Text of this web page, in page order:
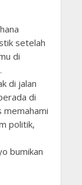
setelah
di
di jalan
di
memahami
politik,
bumikan